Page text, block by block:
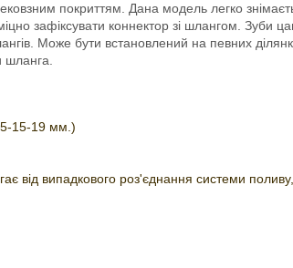
покриттям. Дана модель легко
зафіксувати коннектор зі шлангом. Зуби
Може бути встановлений на певних
шланга.
15-19 мм.)
від випадкового роз'єднання системи